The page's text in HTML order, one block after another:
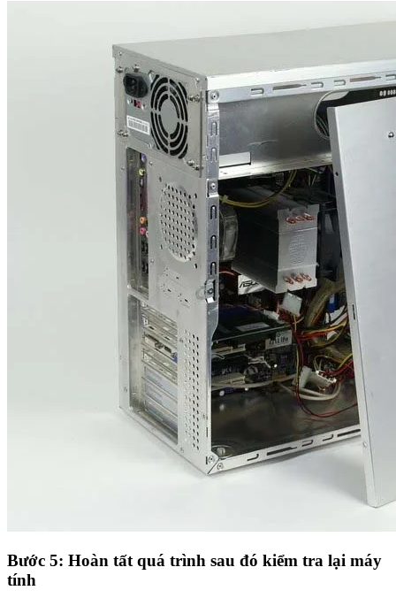
Bước 5: Hoàn tất quá trình sau đó kiểm tra lại máy
tính